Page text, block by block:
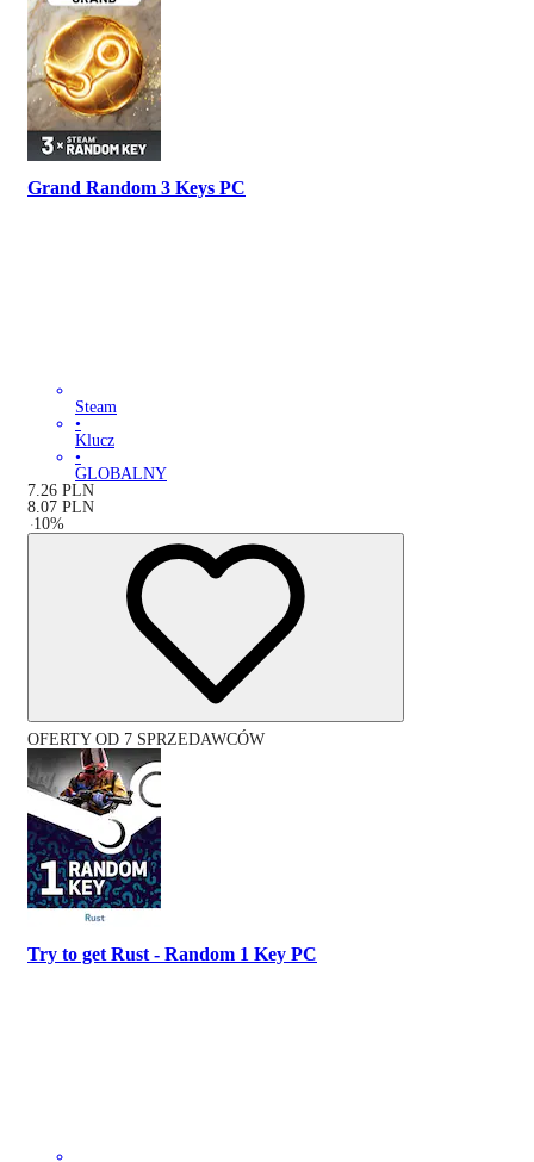
Grand Random 3 Keys PC
Steam
•
Klucz
•
GLOBALNY
7.26 PLN
8.07 PLN
-10%
OFERTY OD 7 SPRZEDAWCÓW
Try to get Rust - Random 1 Key PC